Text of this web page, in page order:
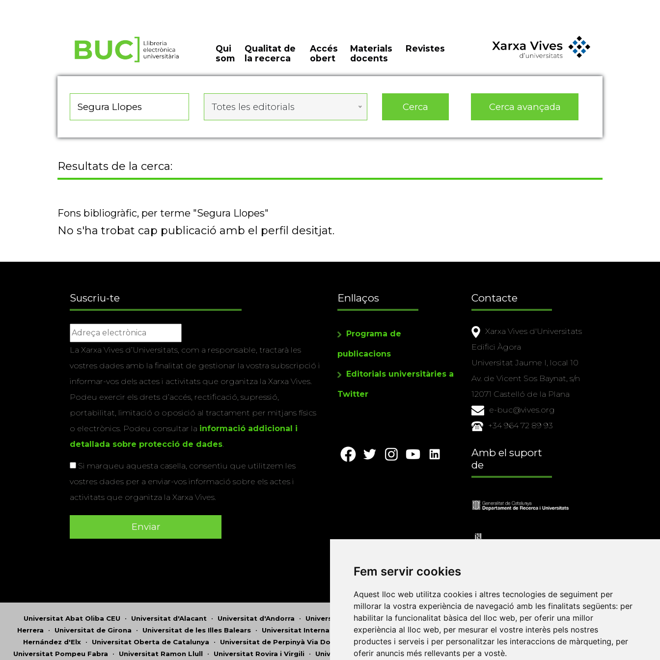
Fem servir cookies
Aquest lloc web utilitza cookies i altres tecnologies de seguiment per
millorar la vostra experiència de navegació amb les finalitats següents: per
habilitar la funcionalitat bàsica del lloc web, per oferir una millor
experiència al lloc web, per mesurar el vostre interès pels nostres
productes i serveis i per personalitzar les interaccions de màrqueting, per
oferir anuncis més rellevants per a vostè.
Qui
som
Qualitat de
la recerca
Accés
obert
Materials
docents
Revistes
Totes les editorials Cerca Cerca avançada
Resultats de la cerca:
Fons bibliogràfic, per terme "Segura Llopes"
No s'ha trobat cap publicació amb el perfil desitjat.
Suscriu-te
La Xarxa Vives d’Universitats, com a responsable, tractarà les
vostres dades amb la finalitat de gestionar la vostra subscripció i
informar-vos dels actes i activitats que organitza la Xarxa Vives.
Podeu exercir els drets d’accés, rectificació, supressió,
portabilitat, limitació o oposició al tractament per mitjans físics
o electrònics. Podeu consultar la informació addicional i
detallada sobre protecció de dades.
Si marqueu aquesta casella, consentiu que utilitzem les
vostres dades per a enviar-vos informació sobre els actes i
activitats que organitza la Xarxa Vives.
Enllaços
Programa de
publicacions
Editorials universitàries a
Twitter
Contacte
Xarxa Vives d'Universitats
Edifici Àgora
Universitat Jaume I, local 10
Av. de Vicent Sos Baynat, s/n
12071 Castelló de la Plana
e-buc@vives.org
+34 964 72 89 93
Amb el suport
de
Universitat Abat Oliba CEU • Universitat d'Alacant • Universitat d'Andorra • Universitat Autònoma de Barcelona•Universitat de Barcelona•Universitat CEU Cardenal
Herrera • Universitat de Girona • Universitat de les Illes Balears • Universitat Internacional de Catalunya• Universitat Jaume I•Universitat de Lleida•Universitat Miguel
Hernández d'Elx • Universitat Oberta de Catalunya • Universitat de Perpinyà Via Domitia •Universitat Politècnica de Catalunya•Universitat Politècnica de València•
Universitat Pompeu Fabra • Universitat Ramon Llull • Universitat Rovira i Virgili • Universitat de Sàsser•Universitat de València•Universitat de Vic - Universitat Central de